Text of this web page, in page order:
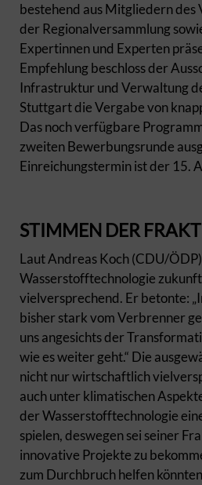
bestehend aus Mitgliedern des
der Regionalversammlung
Expertinnen und Experten
Empfehlung beschloss der
Infrastruktur und Verwaltung
Stuttgart die Vergabe von
Das noch verfügbare
zweiten Bewerbungsrunde
Einreichungstermin ist der 15.
STIMMEN DER
Laut Andreas Koch (CDU/
Wasserstofftechnologie
vielversprechend. Er betonte:
bisher stark vom Verbrenner
uns angesichts der
wie es weiter geht.“ Die
nicht nur wirtschaftlich
auch unter klimatischen
der Wasserstofftechnologie
spielen, deswegen sei seiner
innovative Projekte zu
zum Durchbruch helfen